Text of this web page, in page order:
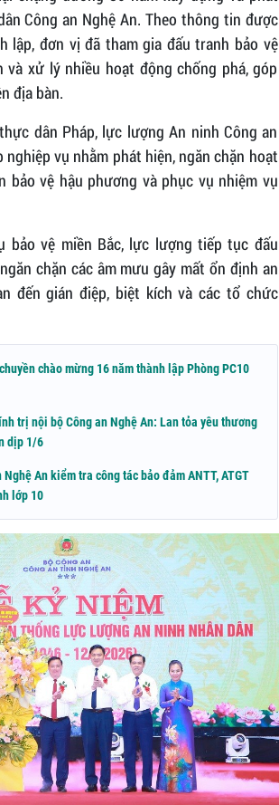
Công an Nghệ An. Theo thông tin được
lập, đơn vị đã tham gia đấu tranh bảo vệ
và xử lý nhiều hoạt động chống phá, góp
địa bàn.
dân Pháp, lực lượng An ninh Công an
vụ nhằm phát hiện, ngăn chặn hoạt
bảo vệ hậu phương và phục vụ nhiệm vụ
bảo vệ miền Bắc, lực lượng tiếp tục đấu
chặn các âm mưu gây mất ổn định an
đến gián điệp, biệt kích và các tổ chức
chào mừng 16 năm thành lập Phòng PC10
trị nội bộ Công an Nghệ An: Lan tỏa yêu thương
dịp 1/6
An kiểm tra công tác bảo đảm ANTT, ATGT
lớp 10